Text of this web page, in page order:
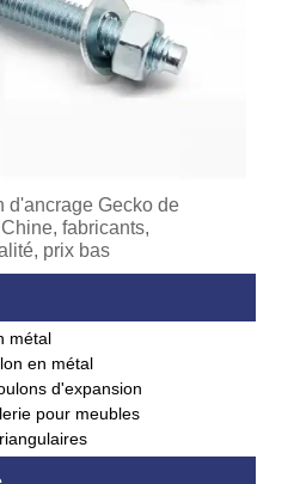
d'ancrage Gecko de
fabricants,
prix bas
métal
en métal
d'expansion
pour meubles